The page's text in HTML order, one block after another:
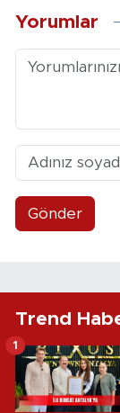
Yorumlar
Gönder
Trend
1